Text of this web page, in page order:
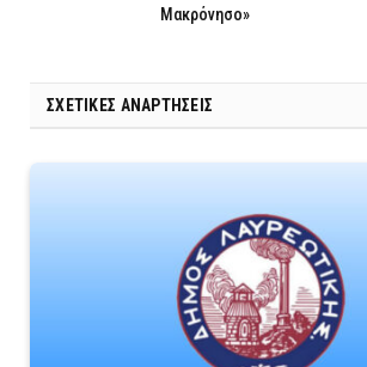
Μακρόνησο»
ΣΧΕΤΙΚΈΣ ΑΝΑΡΤΉΣΕΙΣ